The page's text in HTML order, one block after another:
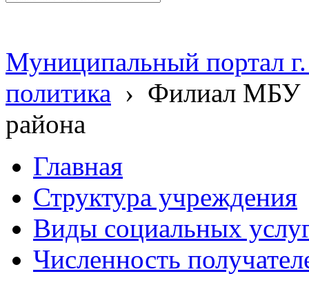
Муниципальный портал
политика › Филиал МБУ
района
Главная
Структура учреждения
Виды социальных
Численность